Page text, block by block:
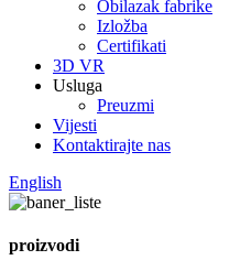
Obilazak fabrike
Izložba
Certifikati
3D VR
Usluga
Preuzmi
Vijesti
Kontaktirajte nas
English
proizvodi